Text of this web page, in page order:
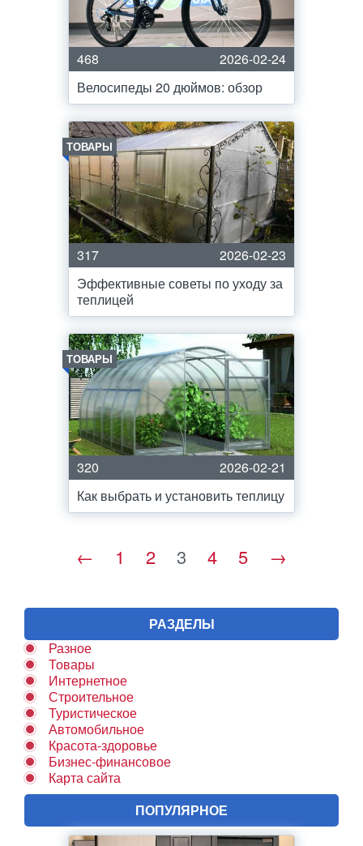
468
2026-02-24
Велосипеды 20 дюймов: обзор
ТОВАРЫ
317
2026-02-23
Эффективные советы по уходу за
теплицей
ТОВАРЫ
320
2026-02-21
Как выбрать и установить теплицу
← 1 2 3 4 5 →
РАЗДЕЛЫ
Разное
Товары
Интернетное
Строительное
Туристическое
Автомобильное
Красота-здоровье
Бизнес-финансовое
Карта сайта
ПОПУЛЯРНОЕ